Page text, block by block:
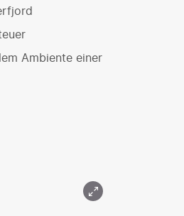
Ambiente einer